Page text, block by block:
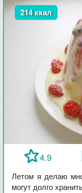
214 ккал
4.9
Летом я делаю
могут долго